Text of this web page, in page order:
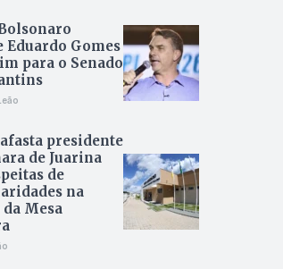
Eduardo Gomes
para o Senado
presidente
de Juarina
de
na
Mesa